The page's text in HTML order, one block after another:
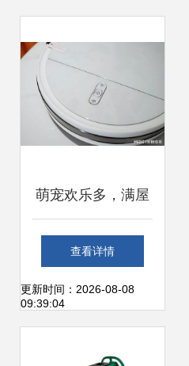
萌宠欢乐多，满屋
飞毛真苦恼 浦瑞克
n8plus宠物款扫地
查看详情
更新时间：2026-08-08
09:39:04